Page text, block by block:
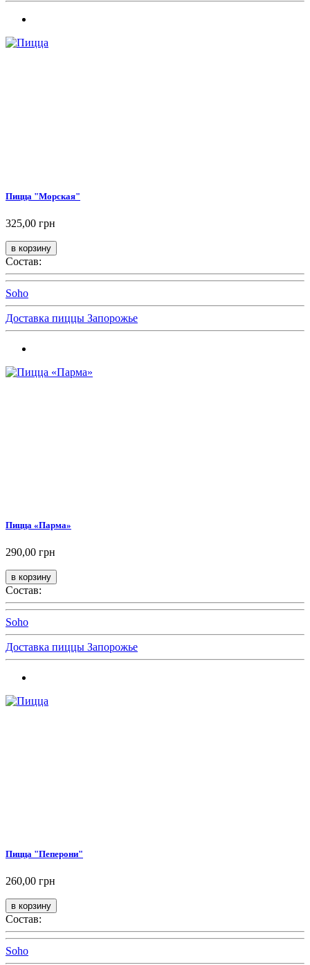
Пицца "Морская"
325,00 грн
Состав:
Soho
Доставка пиццы Запорожье
Пицца «Парма»
290,00 грн
Состав:
Soho
Доставка пиццы Запорожье
Пицца "Пеперони"
260,00 грн
Состав:
Soho